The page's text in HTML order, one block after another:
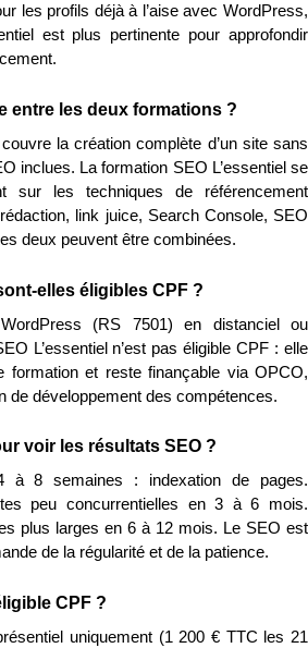
les profils déjà à l’aise avec WordPress,
est plus pertinente pour approfondir
entre les deux formations ?
la création complète d’un site sans
inclues. La formation SEO L’essentiel se
sur les techniques de référencement
link juice, Search Console, SEO
deux peuvent être combinées.
elles éligibles CPF ?
(RS 7501) en distanciel ou
L’essentiel n’est pas éligible CPF : elle
formation et reste finançable via OPCO,
de développement des compétences.
voir les résultats SEO ?
à 8 semaines : indexation de pages.
peu concurrentielles en 3 à 6 mois.
plus larges en 6 à 12 mois. Le SEO est
de la régularité et de la patience.
CPF ?
uniquement (1 200 € TTC les 21